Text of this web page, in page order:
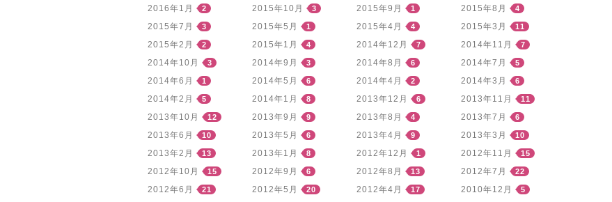
2016年1月 2 2015年10月 3 2015年9月 1 2015年8月 4
2015年7月 3 2015年5月 1 2015年4月 4 2015年3月 11
2015年2月 2 2015年1月 4 2014年12月 7 2014年11月 7
2014年10月 3 2014年9月 3 2014年8月 6 2014年7月 5
2014年6月 1 2014年5月 6 2014年4月 2 2014年3月 6
2014年2月 5 2014年1月 8 2013年12月 6 2013年11月 11
2013年10月 12 2013年9月 9 2013年8月 4 2013年7月 6
2013年6月 10 2013年5月 6 2013年4月 9 2013年3月 10
2013年2月 13 2013年1月 8 2012年12月 1 2012年11月 15
2012年10月 15 2012年9月 6 2012年8月 13 2012年7月 22
2012年6月 21 2012年5月 20 2012年4月 17 2010年12月 5